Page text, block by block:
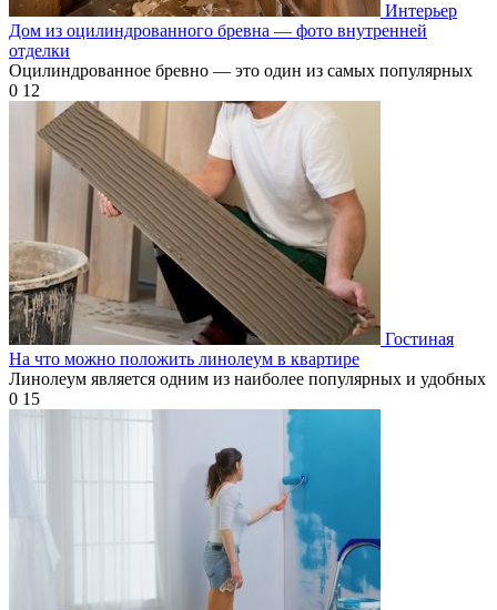
Интерьер
Дом из оцилиндрованного бревна — фото внутренней
отделки
Оцилиндрованное бревно — это один из самых популярных
0 12
Гостиная
На что можно положить линолеум в квартире
Линолеум является одним из наиболее популярных и удобных
0 15